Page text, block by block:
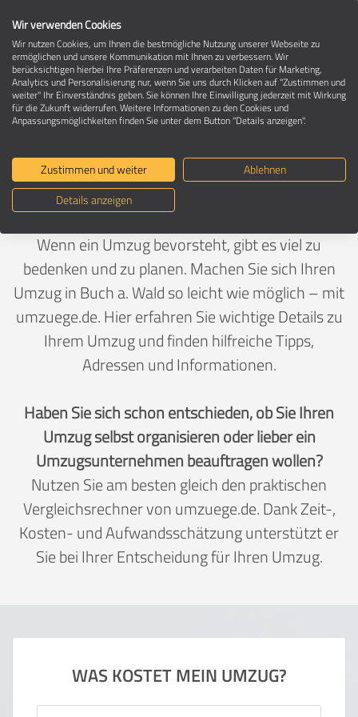
Umzug in 91592 Buch a. Wald
Ein Umzug ist Vertrauenssache
Deutschland>Bayern>Ansbach, Landkreis>Buch a.
Wald
Wenn ein Umzug bevorsteht, gibt es viel zu
bedenken und zu planen. Machen Sie sich Ihren
Umzug in Buch a. Wald so leicht wie möglich – mit
umzuege.de. Hier erfahren Sie wichtige Details zu
Ihrem Umzug und finden hilfreiche Tipps,
Adressen und Informationen.
Haben Sie sich schon entschieden, ob Sie Ihren
Umzug selbst organisieren oder lieber ein
Umzugsunternehmen beauftragen wollen?
Nutzen Sie am besten gleich den praktischen
Vergleichsrechner von umzuege.de. Dank Zeit-,
Kosten- und Aufwandsschätzung unterstützt er
Sie bei Ihrer Entscheidung für Ihren Umzug.
WAS KOSTET MEIN UMZUG?
Wir verwenden Cookies
Wir nutzen Cookies, um Ihnen die bestmögliche Nutzung unserer Webseite zu
ermöglichen und unsere Kommunikation mit Ihnen zu verbessern. Wir
berücksichtigen hierbei Ihre Präferenzen und verarbeiten Daten für Marketing,
Analytics und Personalisierung nur, wenn Sie uns durch Klicken auf "Zustimmen und
weiter" Ihr Einverständnis geben. Sie können Ihre Einwilligung jederzeit mit Wirkung
für die Zukunft widerrufen. Weitere Informationen zu den Cookies und
Anpassungsmöglichkeiten finden Sie unter dem Button "Details anzeigen".
Zustimmen und weiter
Ablehnen
Details anzeigen